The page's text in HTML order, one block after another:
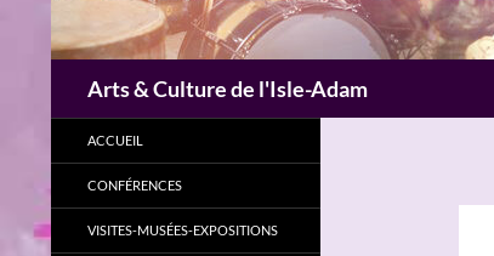
Arts & Culture de l'Isle-Adam
ACCUEIL
CONFÉRENCES
VISITES-MUSÉES-EXPOSITIONS